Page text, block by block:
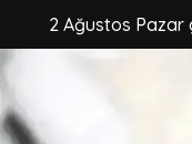
2 Ağustos Pazar günü